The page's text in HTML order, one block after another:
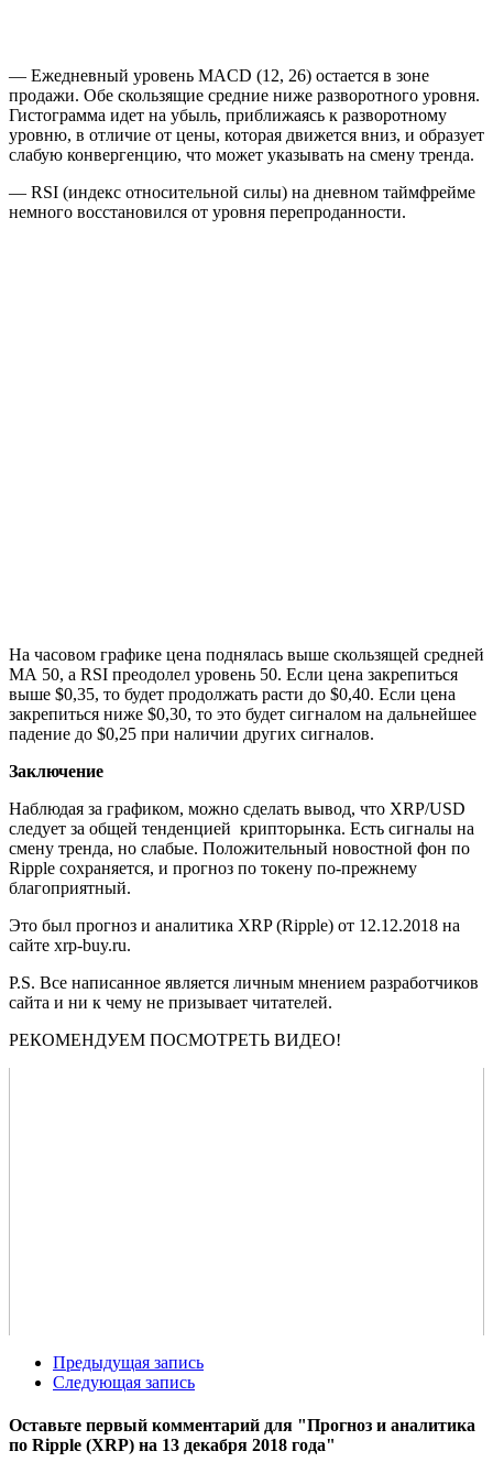
— Ежедневный уровень MACD (12, 26) остается в зоне
продажи. Обе скользящие средние ниже разворотного уровня.
Гистограмма идет на убыль, приближаясь к разворотному
уровню, в отличие от цены, которая движется вниз, и образует
слабую конвергенцию, что может указывать на смену тренда.
— RSI (индекс относительной силы) на дневном таймфрейме
немного восстановился от уровня перепроданности.
На часовом графике цена поднялась выше скользящей средней
МА 50, а RSI преодолел уровень 50. Если цена закрепиться
выше $0,35, то будет продолжать расти до $0,40. Если цена
закрепиться ниже $0,30, то это будет сигналом на дальнейшее
падение до $0,25 при наличии других сигналов.
Заключение
Наблюдая за графиком, можно сделать вывод, что XRP/USD
следует за общей тенденцией крипторынка. Есть сигналы на
смену тренда, но слабые. Положительный новостной фон по
Ripple сохраняется, и прогноз по токену по-прежнему
благоприятный.
Это был прогноз и аналитика XRP (Ripple) от 12.12.2018 на
сайте xrp-buy.ru.
Р.S. Все написанное является личным мнением разработчиков
сайта и ни к чему не призывает читателей.
РЕКОМЕНДУЕМ ПОСМОТРЕТЬ ВИДЕО!
Предыдущая запись
Следующая запись
Оставьте первый комментарий для "Прогноз и аналитика
по Ripple (XRP) на 13 декабря 2018 года"